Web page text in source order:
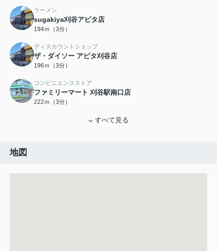
ラーメン
sugakiya刈谷アピタ店
194ｍ（3分）
ディスカウントショップ
ザ・ダイソー アピタ刈谷店
196ｍ（3分）
コンビニエンスストア
ファミリーマート 刈谷駅南口店
222ｍ（3分）
すべて見る
地図